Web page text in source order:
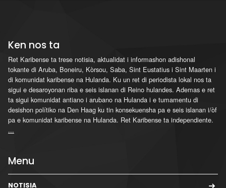
Ken nos ta
Ret Karibense ta trese notisia, aktualidat i informashon adishonal
tokante di Aruba, Boneiru, Kòrsou, Saba, Sint Eustatius i Sint Maarten i
di komunidat karibense na Hulanda. Ku un ret di periodista lokal nos ta
sigui e desaroyonan riba e seis islanan di Reino hulandes. Ademas e ret
ta sigui komunidat antiano i arubano na Hulanda i e tumamentu di
desishon polítiko na Den Haag ku tin konsekuensha pa e seis islanan i/òf
pa e komunidat karibense na Hulanda. Ret Karibense ta independiente.
...
Menu
NOTISIA